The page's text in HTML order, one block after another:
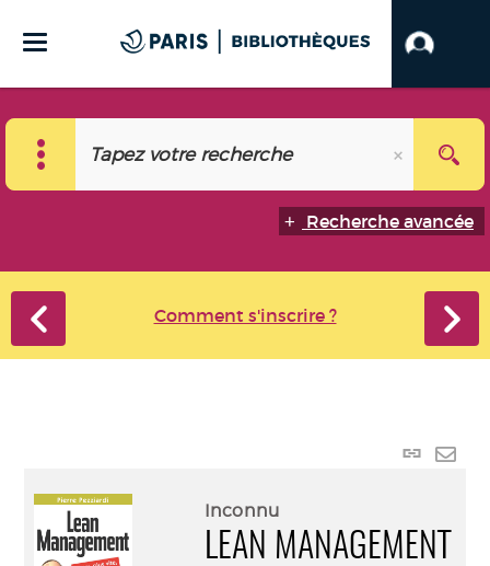
Recherche avancée
Comment s'inscrire ?
Lien
mail
Inconnu
LEAN MANAGEMENT